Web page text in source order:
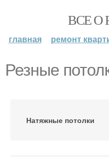
ВСЕ О
главная ремонт
Резные
Натяжные потолки